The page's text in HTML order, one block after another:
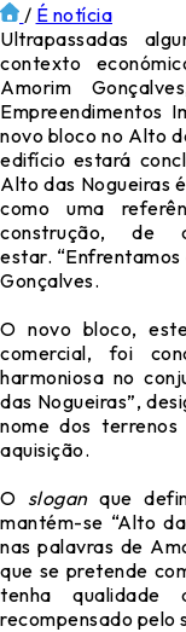
/ É notícia
Ultrapassadas
contexto
Amorim
Empreendimentos
novo bloco no Alto
edifício estará
Alto das Nogueiras
como uma
construção,
estar.
Gonçalves.
O novo bloco,
comercial, foi
harmoniosa no
das Nogueiras”,
nome dos
aquisição.
O sloganque
mantém-se “Alto
nas palavras de
que se pretende
tenha
recompensado pelo